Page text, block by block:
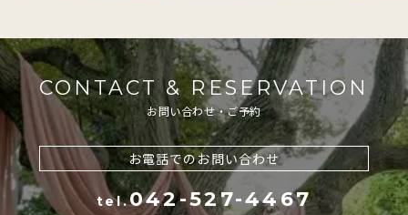
CONTACT & RESERVATION
お問い合わせ・ご予約
お電話でのお問い合わせ
tel.042-527-4467